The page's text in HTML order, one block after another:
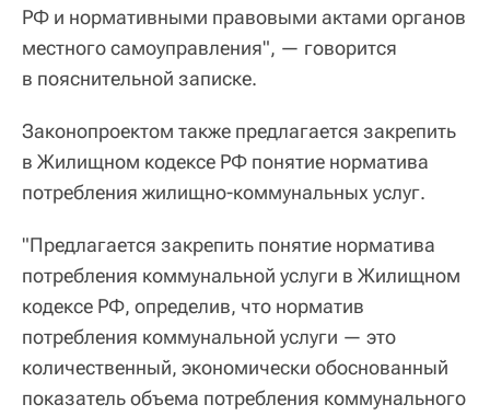
РФ и нормативными правовыми актами органов
местного самоуправления", — говорится
в пояснительной записке.
Законопроектом также предлагается закрепить
в Жилищном кодексе РФ понятие норматива
потребления жилищно-коммунальных услуг.
"Предлагается закрепить понятие норматива
потребления коммунальной услуги в Жилищном
кодексе РФ, определив, что норматив
потребления коммунальной услуги — это
количественный, экономически обоснованный
показатель объема потребления коммунального